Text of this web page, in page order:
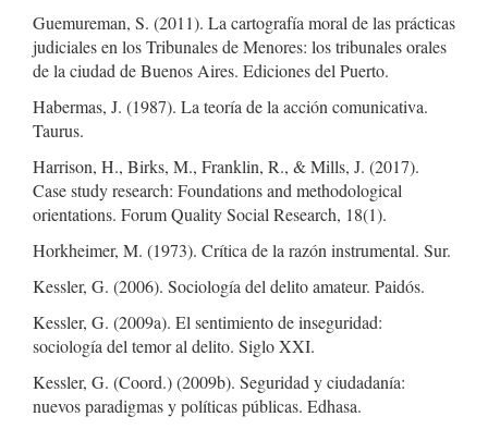
Guemureman, S. (2011). La cartografía moral de las prácticas
judiciales en los Tribunales de Menores: los tribunales orales
de la ciudad de Buenos Aires. Ediciones del Puerto.
Habermas, J. (1987). La teoría de la acción comunicativa.
Taurus.
Harrison, H., Birks, M., Franklin, R., & Mills, J. (2017).
Case study research: Foundations and methodological
orientations. Forum Quality Social Research, 18(1).
Horkheimer, M. (1973). Crítica de la razón instrumental. Sur.
Kessler, G. (2006). Sociología del delito amateur. Paidós.
Kessler, G. (2009a). El sentimiento de inseguridad:
sociología del temor al delito. Siglo XXI.
Kessler, G. (Coord.) (2009b). Seguridad y ciudadanía:
nuevos paradigmas y políticas públicas. Edhasa.